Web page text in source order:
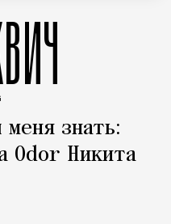
знать:
Odor Никита